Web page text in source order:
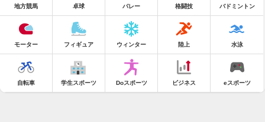
地方競馬 卓球 バレー 格闘技 バドミントン
モーター フィギュア ウィンター 陸上 水泳
自転車 学生スポーツ Doスポーツ ビジネス eスポーツ